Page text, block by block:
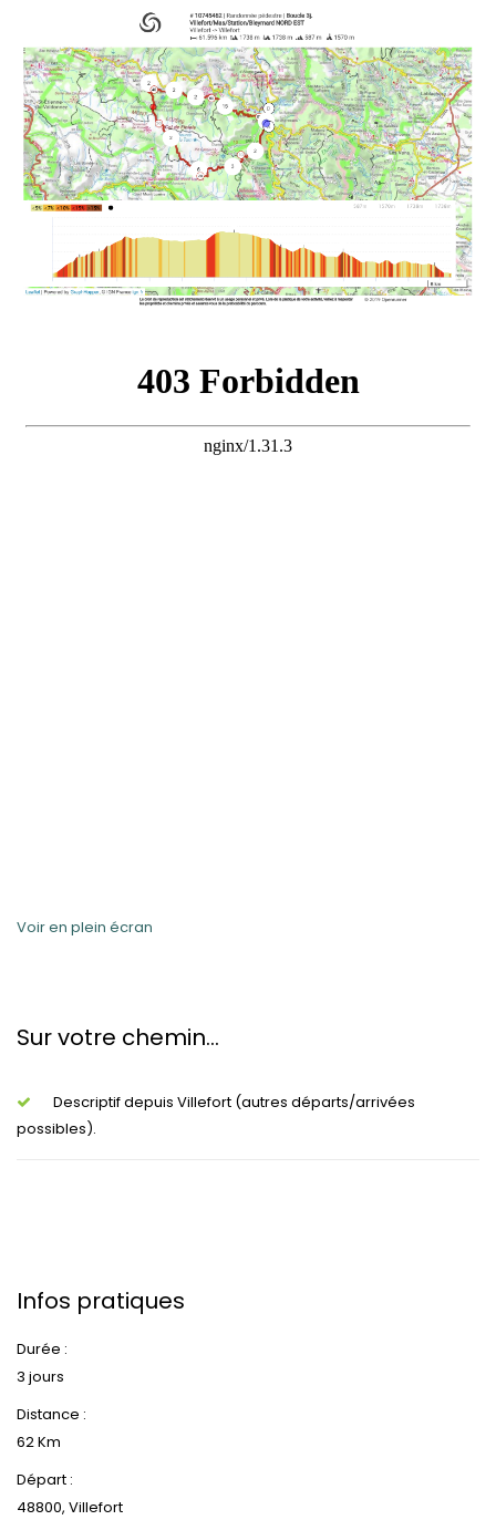
Voir en plein écran
Sur votre chemin...
Descriptif depuis Villefort (autres départs/arrivées
possibles).
Infos pratiques
Durée :
3 jours
Distance :
62 Km
Départ :
48800, Villefort